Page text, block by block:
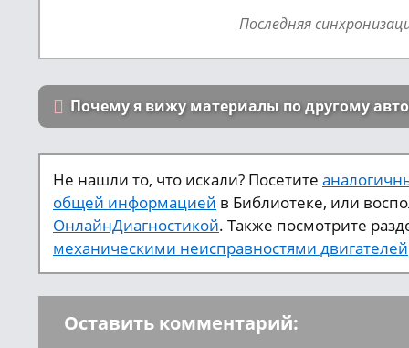
Последняя
Почему я вижу материалы по другому
Не нашли то, что искали? Посетите
общей информацией в Библиотеке, или
ОнлайнДиагностикой. Также посмотрите
механическими неисправностями двигателей
Оставить комментарий: